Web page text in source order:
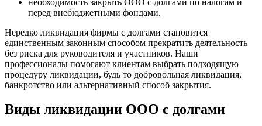
перед внебюджетными фондами.
Нередко ликвидация фирмы с долгами становится
единственным законным способом прекратить деятельность
без риска для руководителя и участников. Наши
профессионалы помогают клиентам выбрать подходящую
процедуру ликвидации, будь то добровольная ликвидация,
банкротство или альтернативный способ закрытия.
Виды ликвидации ООО с долгами